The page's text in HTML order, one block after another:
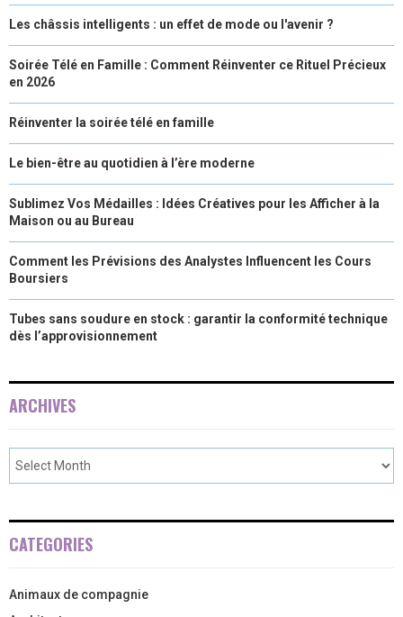
Les châssis intelligents : un effet de mode ou l'avenir ?
Soirée Télé en Famille : Comment Réinventer ce Rituel Précieux
en 2026
Réinventer la soirée télé en famille
Le bien-être au quotidien à l’ère moderne
Sublimez Vos Médailles : Idées Créatives pour les Afficher à la
Maison ou au Bureau
Comment les Prévisions des Analystes Influencent les Cours
Boursiers
Tubes sans soudure en stock : garantir la conformité technique
dès l’approvisionnement
ARCHIVES
CATEGORIES
Animaux de compagnie